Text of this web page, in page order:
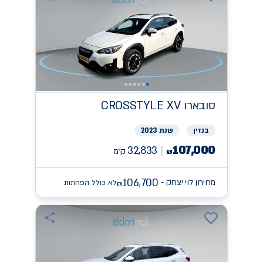
סובארוCROSSTYLE XV
בנזין שנת 2023
₪107,000
32,833 ק״מ
מחירון לוי יצחק - ₪106,700 לא כולל הפחתות